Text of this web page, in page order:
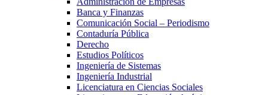
Banca y Finanzas
Comunicación Social – Periodismo
Contaduría Pública
Derecho
Estudios Políticos
Ingeniería de Sistemas
Ingeniería Industrial
Licenciatura en Ciencias Sociales